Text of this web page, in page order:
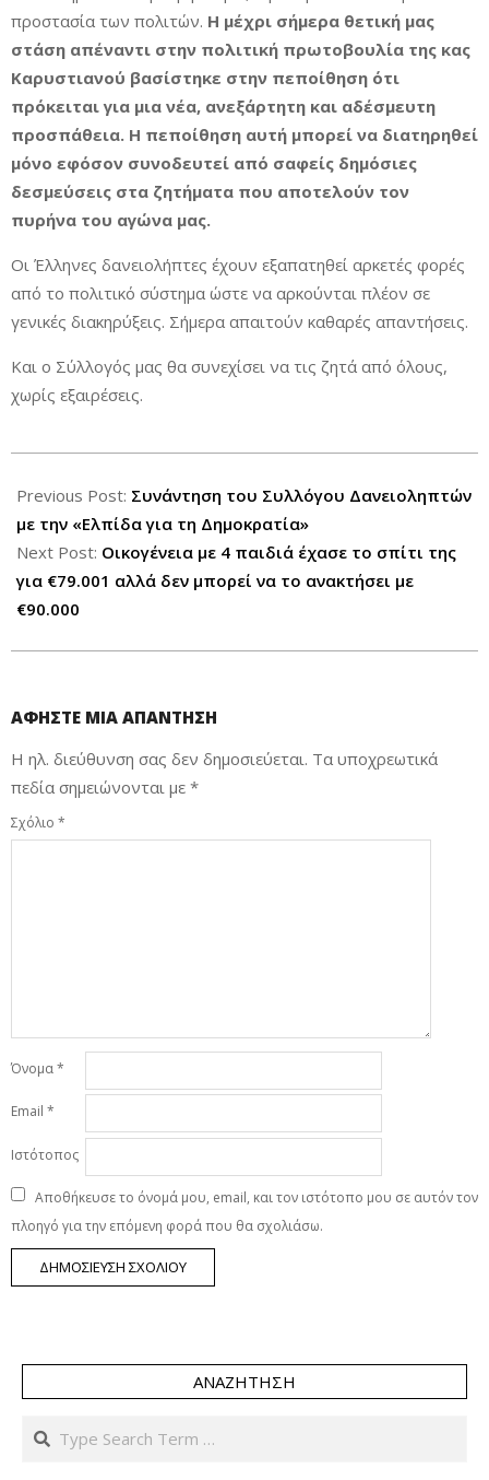
προστασία των πολιτών. Η μέχρι σήμερα θετική μας
στάση απέναντι στην πολιτική πρωτοβουλία της κας
Καρυστιανού βασίστηκε στην πεποίθηση ότι
πρόκειται για μια νέα, ανεξάρτητη και αδέσμευτη
προσπάθεια. Η πεποίθηση αυτή μπορεί να διατηρηθεί
μόνο εφόσον συνοδευτεί από σαφείς δημόσιες
δεσμεύσεις στα ζητήματα που αποτελούν τον
πυρήνα του αγώνα μας.
Οι Έλληνες δανειολήπτες έχουν εξαπατηθεί αρκετές φορές
από το πολιτικό σύστημα ώστε να αρκούνται πλέον σε
γενικές διακηρύξεις. Σήμερα απαιτούν καθαρές απαντήσεις.
Και ο Σύλλογός μας θα συνεχίσει να τις ζητά από όλους,
χωρίς εξαιρέσεις.
07-
03
Previous Post: Συνάντηση του Συλλόγου Δανειοληπτών
με την «Ελπίδα για τη Δημοκρατία»
Next Post: Οικογένεια με 4 παιδιά έχασε το σπίτι της
για €79.001 αλλά δεν μπορεί να το ανακτήσει με
€90.000
ΑΦΉΣΤΕ ΜΙΑ ΑΠΆΝΤΗΣΗ
Η ηλ. διεύθυνση σας δεν δημοσιεύεται. Τα υποχρεωτικά
πεδία σημειώνονται με *
Σχόλιο *
Όνομα*
Email *
Ιστότοπος
Αποθήκευσε το όνομά μου, email, και τον ιστότοπο μου σε αυτόν τον
πλοηγό για την επόμενη φορά που θα σχολιάσω.
ΑΝΑΖΉΤΗΣΗ
Search